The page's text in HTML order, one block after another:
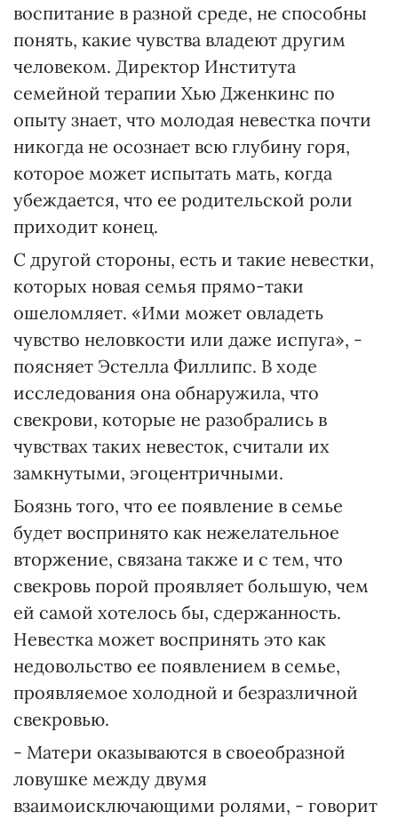
воспитание в разной среде, не способны
понять, какие чувства владеют другим
человеком. Директор Института
семейной терапии Хью Дженкинс по
опыту знает, что молодая невестка почти
никогда не осознает всю глубину горя,
которое может испытать мать, когда
убеждается, что ее родительской роли
приходит конец.
С другой стороны, есть и такие невестки,
которых новая семья прямо-таки
ошеломляет. «Ими может овладеть
чувство неловкости или даже испуга», -
поясняет Эстелла Филлипс. В ходе
исследования она обнаружила, что
свекрови, которые не разобрались в
чувствах таких невесток, считали их
замкнутыми, эгоцентричными.
Боязнь того, что ее появление в семье
будет воспринято как нежелательное
вторжение, связана также и с тем, что
свекровь порой проявляет большую, чем
ей самой хотелось бы, сдержанность.
Невестка может воспринять это как
недовольство ее появлением в семье,
проявляемое холодной и безразличной
свекровью.
- Матери оказываются в своеобразной
ловушке между двумя
взаимоисключающими ролями, - говорит